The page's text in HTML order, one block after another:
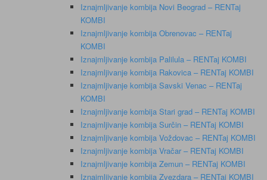
Iznajmljivanje kombija Novi Beograd – RENTaj
KOMBI
Iznajmljivanje kombija Obrenovac – RENTaj
KOMBI
Iznajmljivanje kombija Palilula – RENTaj KOMBI
Iznajmljivanje kombija Rakovica – RENTaj KOMBI
Iznajmljivanje kombija Savski Venac – RENTaj
KOMBI
Iznajmljivanje kombija Stari grad – RENTaj KOMBI
Iznajmljivanje kombija Surčin – RENTaj KOMBI
Iznajmljivanje kombija Voždovac – RENTaj KOMBI
Iznajmljivanje kombija Vračar – RENTaj KOMBI
Iznajmljivanje kombija Zemun – RENTaj KOMBI
Iznajmljivanje kombija Zvezdara – RENTaj KOMBI